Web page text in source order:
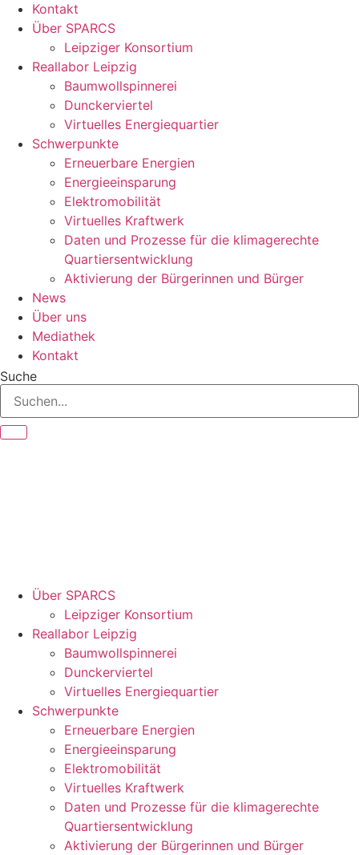
Kontakt
Über SPARCS
Leipziger Konsortium
Reallabor Leipzig
Baumwollspinnerei
Dunckerviertel
Virtuelles Energiequartier
Schwerpunkte
Erneuerbare Energien
Energieeinsparung
Elektromobilität
Virtuelles Kraftwerk
Daten und Prozesse für die klimagerechte
Quartiersentwicklung
Aktivierung der Bürgerinnen und Bürger
News
Über uns
Mediathek
Kontakt
Suche
Über SPARCS
Leipziger Konsortium
Reallabor Leipzig
Baumwollspinnerei
Dunckerviertel
Virtuelles Energiequartier
Schwerpunkte
Erneuerbare Energien
Energieeinsparung
Elektromobilität
Virtuelles Kraftwerk
Daten und Prozesse für die klimagerechte
Quartiersentwicklung
Aktivierung der Bürgerinnen und Bürger